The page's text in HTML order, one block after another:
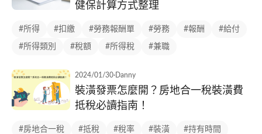
健保計算方式整理
#所得 #扣繳 #勞務報酬單 #勞務 #報酬 #給付
#所得類別 #稅額 #所得稅 #兼職
2024/01/30· Danny
裝潢發票怎麼開？房地合一稅裝潢費
抵稅必讀指南！
#房地合一稅 #抵稅 #稅率 #裝潢 #持有時間